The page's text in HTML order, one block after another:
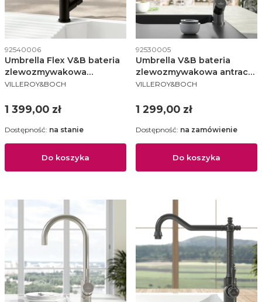
Kod produktu
92540006
Umbrella Flex V&B bateria
zlewozmywakowa
wyciągana wylewka czarna
PRODUCENT
VILLEROY&BOCH
Cena
1 399,00 zł
Do koszyka
Dostępność: na stanie
Kod produktu
92530005
Umbrella V&B bateria
zlewozmywakowa antracyt
- 92530005
PRODUCENT
VILLEROY&BOCH
Cena
1 299,00 zł
Do koszyka
Dostępność: na zamówienie